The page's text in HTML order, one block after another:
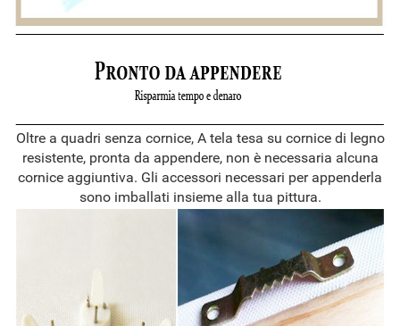
Oltre a quadri senza cornice, A tela tesa su cornice di legno
resistente, pronta da appendere, non è necessaria alcuna
cornice aggiuntiva. Gli accessori necessari per appenderla
sono imballati insieme alla tua pittura.